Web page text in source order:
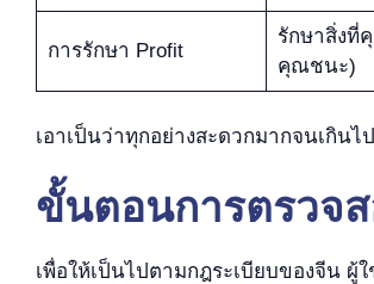
การรักษา Profit
รักษาสิ่งที่
คุณชนะ)
เอาเป็นว่าทุกอย่างสะดวกมากจนเกินไป
ขั้นตอนการตรวจ
เพื่อให้เป็นไปตามกฎระเบียบของจีน ผู้